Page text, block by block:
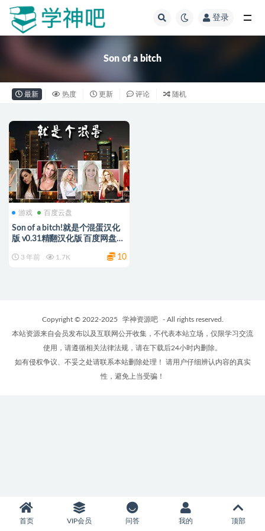
登录
Son of a bitch
最新 热度 更新 评论 随机
游戏 百度云盘
Son of a bitch!就是个混蛋汉化
版 v0.31精翻汉化版 百度网盘下
3 年前 1.7K 10
Copyright © 2022-2025 学神资源吧
- All rights reserved.
本站资源来自会员发布以及互联网公开收集，不代表本站立场，仅限学习交流
使用，请遵循相关法律法规，请在下载后24小时内删除。
如有侵权争议、不妥之处请联系本站删除处理！ 请用户仔细辨认内容的真实
性，避免上当受骗！
首页 VIP会员 问答 我的 顶部